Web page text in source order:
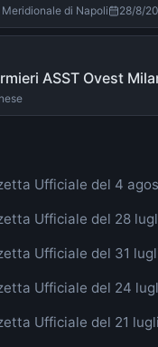
di Napoli 28/8/
ASST Ovest
Ufficiale del 4
Ufficiale del 28
Ufficiale del 31
Ufficiale del 24
Ufficiale del 21